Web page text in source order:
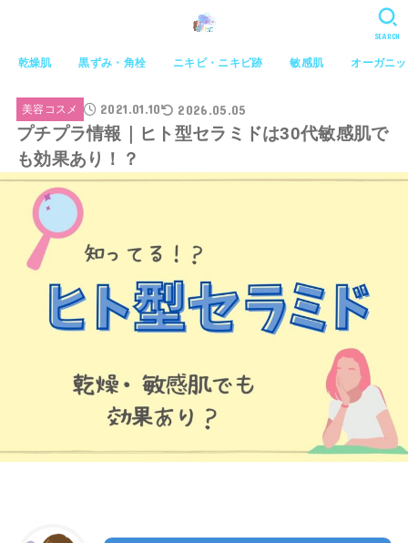
乾燥肌 黒ずみ・角栓 ニキビ・ニキビ跡 敏感肌 オーガニ
SEARCH
美容コスメ 2021.01.10 2026.05.05
プチプラ情報｜ヒト型セラミドは30代敏感肌で
も効果あり！？